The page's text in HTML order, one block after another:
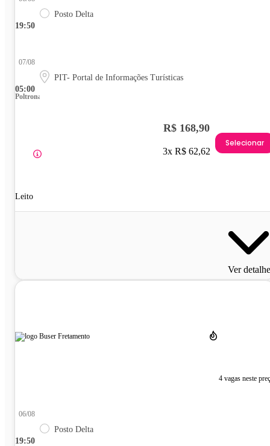
19:50
Posto Delta
05:00
07/08
PIT- Portal de Informações Turísticas
Poltrona
Leito
R$ 168,90
3x R$ 62,62
Selecionar
Ver
4 vagas neste
19:50
06/08
Posto Delta